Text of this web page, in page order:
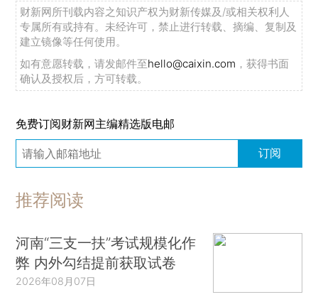
财新网所刊载内容之知识产权为财新传媒及/或相关权利人
专属所有或持有。未经许可，禁止进行转载、摘编、复制及
建立镜像等任何使用。
如有意愿转载，请发邮件至hello@caixin.com ，获得书面
确认及授权后，方可转载。
免费订阅财新网主编精选版电邮
订阅
推荐阅读
河南“三支一扶”考试规模化作
弊 内外勾结提前获取试卷
2026年08月07日